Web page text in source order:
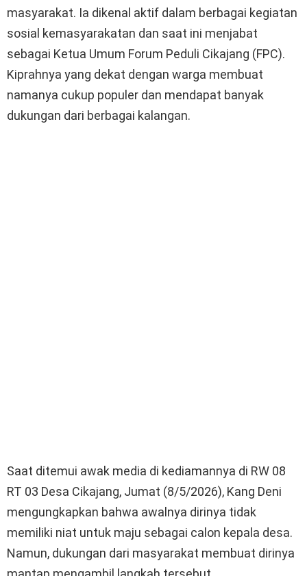
masyarakat. Ia dikenal aktif dalam berbagai kegiatan
sosial kemasyarakatan dan saat ini menjabat
sebagai Ketua Umum Forum Peduli Cikajang (FPC).
Kiprahnya yang dekat dengan warga membuat
namanya cukup populer dan mendapat banyak
dukungan dari berbagai kalangan.
Saat ditemui awak media di kediamannya di RW 08
RT 03 Desa Cikajang, Jumat (8/5/2026), Kang Deni
mengungkapkan bahwa awalnya dirinya tidak
memiliki niat untuk maju sebagai calon kepala desa.
Namun, dukungan dari masyarakat membuat dirinya